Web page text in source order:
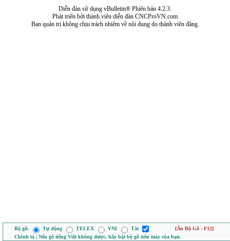
Diễn đàn sử dụng vBulletin® Phiên bản 4.2.3.
Phát triển bởi thành viên diễn đàn CNCProVN.com
Ban quản trị không chịu trách nhiệm về nội dung do thành viên đăng.
Bộ gõ: Tự động TELEX VNI Tắt
[Ẩn Bộ Gõ - F12]
Chính tả | Nếu gõ tiếng Việt không được, hãy bật bộ gõ trên máy của bạn.